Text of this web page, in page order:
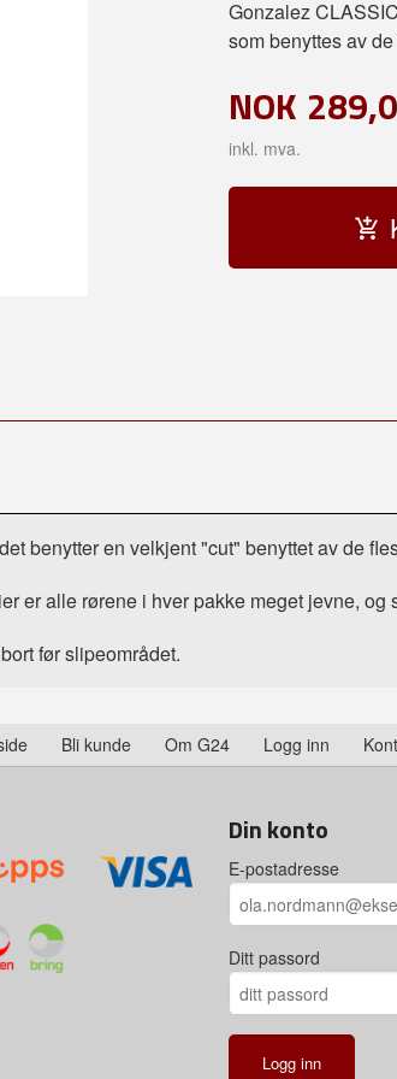
Gonzalez
som benyttes av
NOK
inkl. mva.
benytter en velkjent "cut" benyttet av de
er alle rørene i hver pakke meget jevne, og
før slipeområdet.
Bli kunde Om G24 Logg inn
Din konto
E-postadresse
Ditt passord